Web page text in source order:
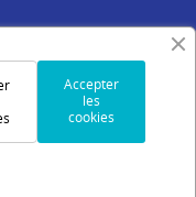
Accepter
les
cookies